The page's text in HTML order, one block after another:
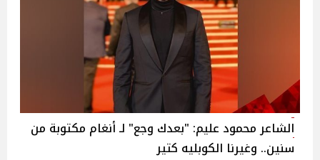
الشاعر محمود عليم: "بعدك وجع" لـ أنغام مكتوبة من
سنين.. وغيرنا الكوبليه كتير